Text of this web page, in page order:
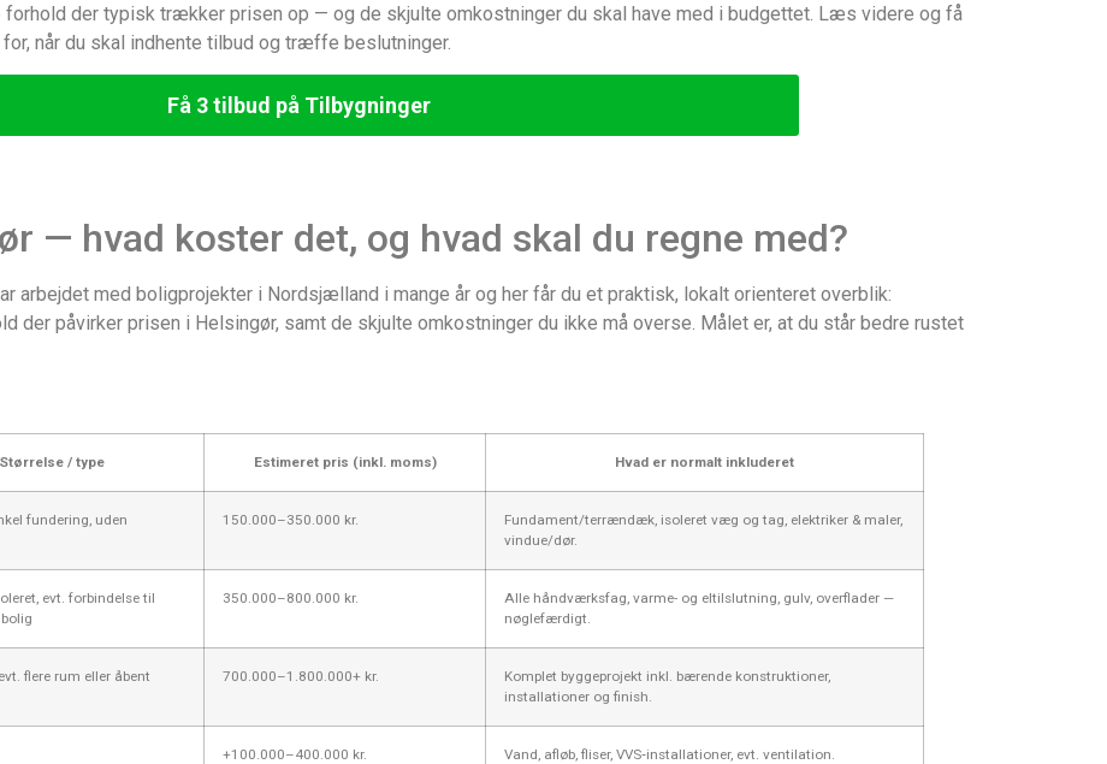
der typisk trækker prisen op — og de skjulte omkostninger du skal have med i budgettet. Læs videre og få
når du skal indhente tilbud og træffe beslutninger.
Få 3 tilbud på Tilbygninger
— hvad koster det, og hvad skal du regne med?
arbejdet med boligprojekter i Nordsjælland i mange år og her får du et praktisk, lokalt orienteret overblik:
der påvirker prisen i Helsingør, samt de skjulte omkostninger du ikke må overse. Målet er, at du står bedre rustet
Størrelse / type Estimeret pris (inkl. moms) Hvad er normalt inkluderet
fundering, uden
150.000–350.000 kr.
Fundament/terrændæk, isoleret væg og tag, elektriker & maler,
vindue/dør.
evt. forbindelse til
350.000–800.000 kr.
Alle håndværksfag, varme- og eltilslutning, gulv, overflader —
nøglefærdigt.
flere rum eller åbent
700.000–1.800.000+ kr.
Komplet byggeprojekt inkl. bærende konstruktioner,
installationer og finish.
+100.000–400.000 kr. Vand, afløb, fliser, VVS‑installationer, evt. ventilation.